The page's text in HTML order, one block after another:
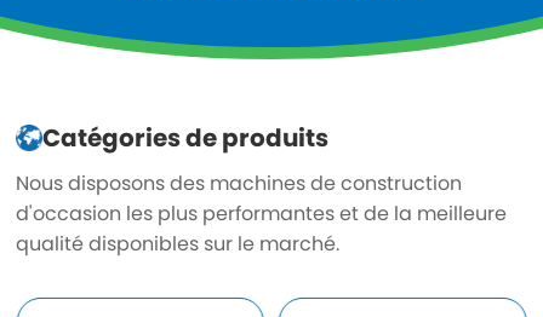
Catégories de produits
Nous disposons des machines de construction
d'occasion les plus performantes et de la meilleure
qualité disponibles sur le marché.